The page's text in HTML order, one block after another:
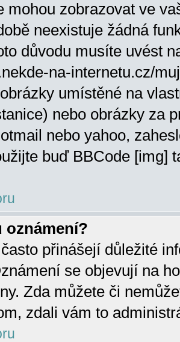
mohou zobrazovat ve
neexistuje žádná
důvodu musíte uvést
na-internetu.cz/
umístěné na
nebo obrázky za
nebo yahoo,
buď BBCode [img]
oznámení?
přinášejí důležité
se objevují na
Zda můžete či
zdali vám to